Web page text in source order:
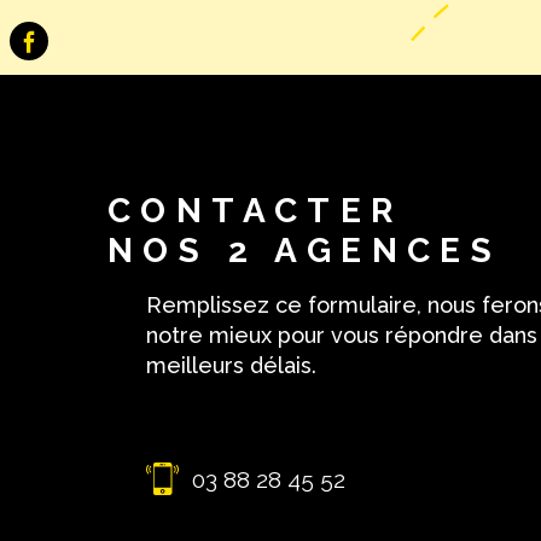
CONTACTER
NOS 2 AGENCES
Remplissez ce formulaire, nous
notre mieux pour vous répondre
meilleurs délais.
03 88 28 45 52